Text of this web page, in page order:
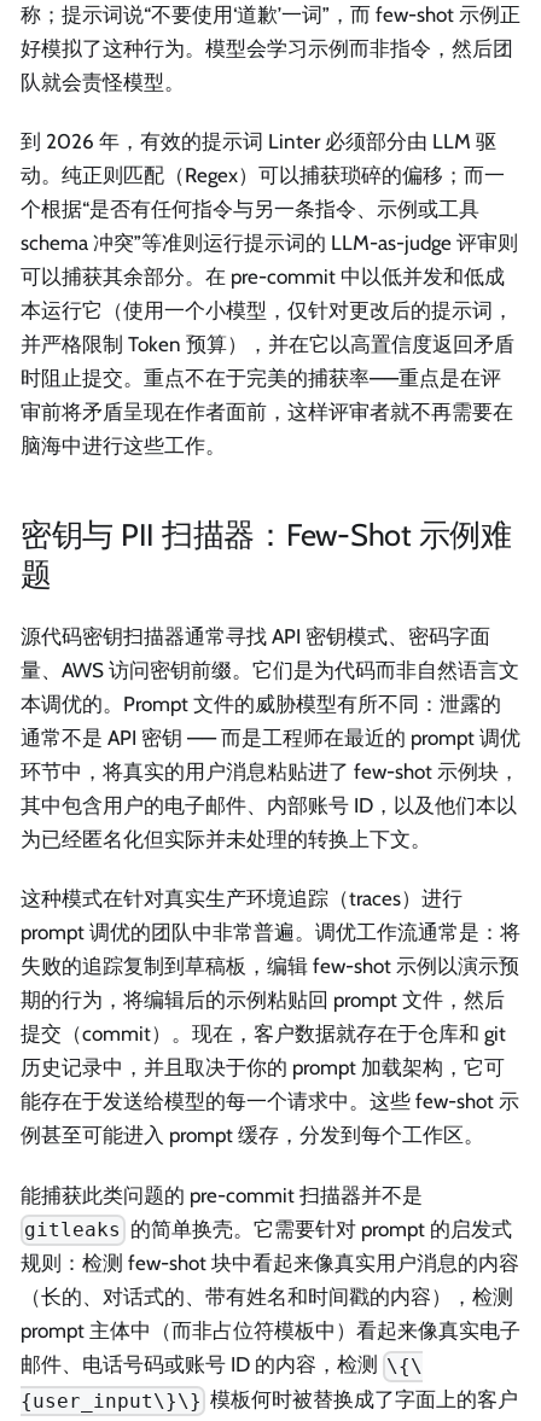
称；提示词说“不要使用‘道歉’一词”，而 few-shot 示例正
好模拟了这种行为。模型会学习示例而非指令，然后团
队就会责怪模型。
到 2026 年，有效的提示词 Linter 必须部分由 LLM 驱
动。纯正则匹配（Regex）可以捕获琐碎的偏移；而一
个根据“是否有任何指令与另一条指令、示例或工具
schema 冲突”等准则运行提示词的 LLM-as-judge 评审则
可以捕获其余部分。在 pre-commit 中以低并发和低成
本运行它（使用一个小模型，仅针对更改后的提示词，
并严格限制 Token 预算），并在它以高置信度返回矛盾
时阻止提交。重点不在于完美的捕获率——重点是在评
审前将矛盾呈现在作者面前，这样评审者就不再需要在
脑海中进行这些工作。
密钥与 PII 扫描器：Few-Shot 示例难
题
源代码密钥扫描器通常寻找 API 密钥模式、密码字面
量、AWS 访问密钥前缀。它们是为代码而非自然语言文
本调优的。Prompt 文件的威胁模型有所不同：泄露的
通常不是 API 密钥 —— 而是工程师在最近的 prompt 调优
环节中，将真实的用户消息粘贴进了 few-shot 示例块，
其中包含用户的电子邮件、内部账号 ID，以及他们本以
为已经匿名化但实际并未处理的转换上下文。
这种模式在针对真实生产环境追踪（traces）进行
prompt 调优的团队中非常普遍。调优工作流通常是：将
失败的追踪复制到草稿板，编辑 few-shot 示例以演示预
期的行为，将编辑后的示例粘贴回 prompt 文件，然后
提交（commit）。现在，客户数据就存在于仓库和 git
历史记录中，并且取决于你的 prompt 加载架构，它可
能存在于发送给模型的每一个请求中。这些 few-shot 示
例甚至可能进入 prompt 缓存，分发到每个工作区。
能捕获此类问题的 pre-commit 扫描器并不是
gitleaks 的简单换壳。它需要针对 prompt 的启发式
规则：检测 few-shot 块中看起来像真实用户消息的内容
（长的、对话式的、带有姓名和时间戳的内容），检测
prompt 主体中（而非占位符模板中）看起来像真实电子
邮件、电话号码或账号 ID 的内容，检测
\{\
{user_input\}\} 模板何时被替换成了字面上的客户